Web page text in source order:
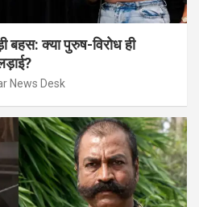
क्या पुरुष-विरोध ही
News Desk